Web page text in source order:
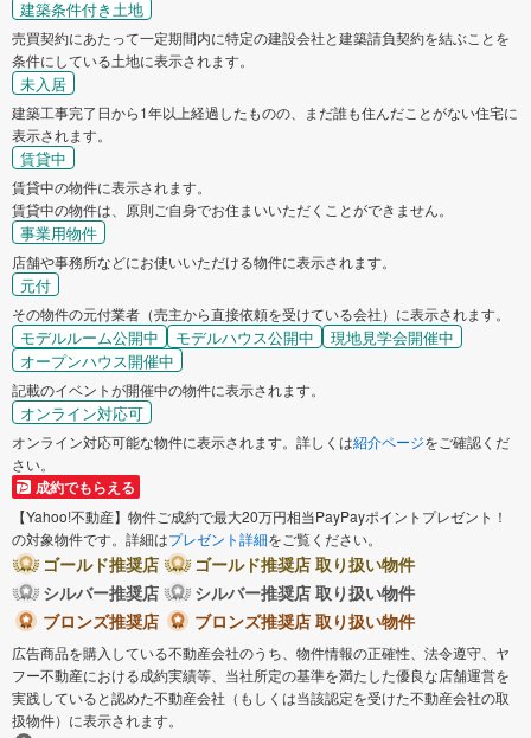
建築条件付き土地
売買契約にあたって一定期間内に特定の建設会社と建築請負契約を結ぶことを
条件にしている土地に表示されます。
未入居
建築工事完了日から1年以上経過したものの、まだ誰も住んだことがない住宅に
表示されます。
賃貸中
賃貸中の物件に表示されます。
賃貸中の物件は、原則ご自身でお住まいいただくことができません。
事業用物件
店舗や事務所などにお使いいただける物件に表示されます。
元付
その物件の元付業者（売主から直接依頼を受けている会社）に表示されます。
モデルルーム公開中 モデルハウス公開中
現地見学会開催中
オープンハウス開催中
記載のイベントが開催中の物件に表示されます。
オンライン対応可
オンライン対応可能な物件に表示されます。詳しくは紹介ページをご確認くだ
さい。
成約でもらえる
【Yahoo!不動産】物件ご成約で最大20万円相当PayPayポイントプレゼント！
の対象物件です。詳細はプレゼント詳細をご覧ください。
ゴールド推奨店
ゴールド推奨店 取り扱い物件
シルバー推奨店
シルバー推奨店 取り扱い物件
ブロンズ推奨店
ブロンズ推奨店 取り扱い物件
広告商品を購入している不動産会社のうち、物件情報の正確性、法令遵守、ヤ
フー不動産における成約実績等、当社所定の基準を満たした優良な店舗運営を
実践していると認めた不動産会社（もしくは当該認定を受けた不動産会社の取
扱物件）に表示されます。